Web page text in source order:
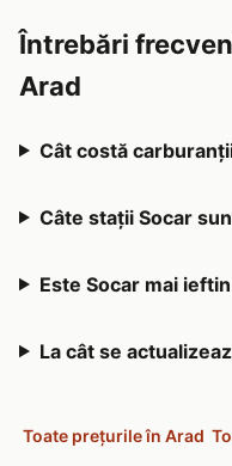
Întrebări
Arad
Cât costă
Câte stații Socar
Este Socar mai
La cât se
Toate prețurile în Arad